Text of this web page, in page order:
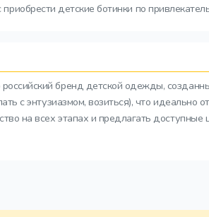
детские ботинки по
бренд детской одежды,
с энтузиазмом, возиться), что
на всех этапах и предлагать